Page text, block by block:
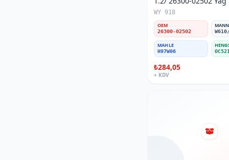
WY 918
OEM
26300-02502
MANN
MAHLE
H97W06 OC521
₺284,05
+ KDV